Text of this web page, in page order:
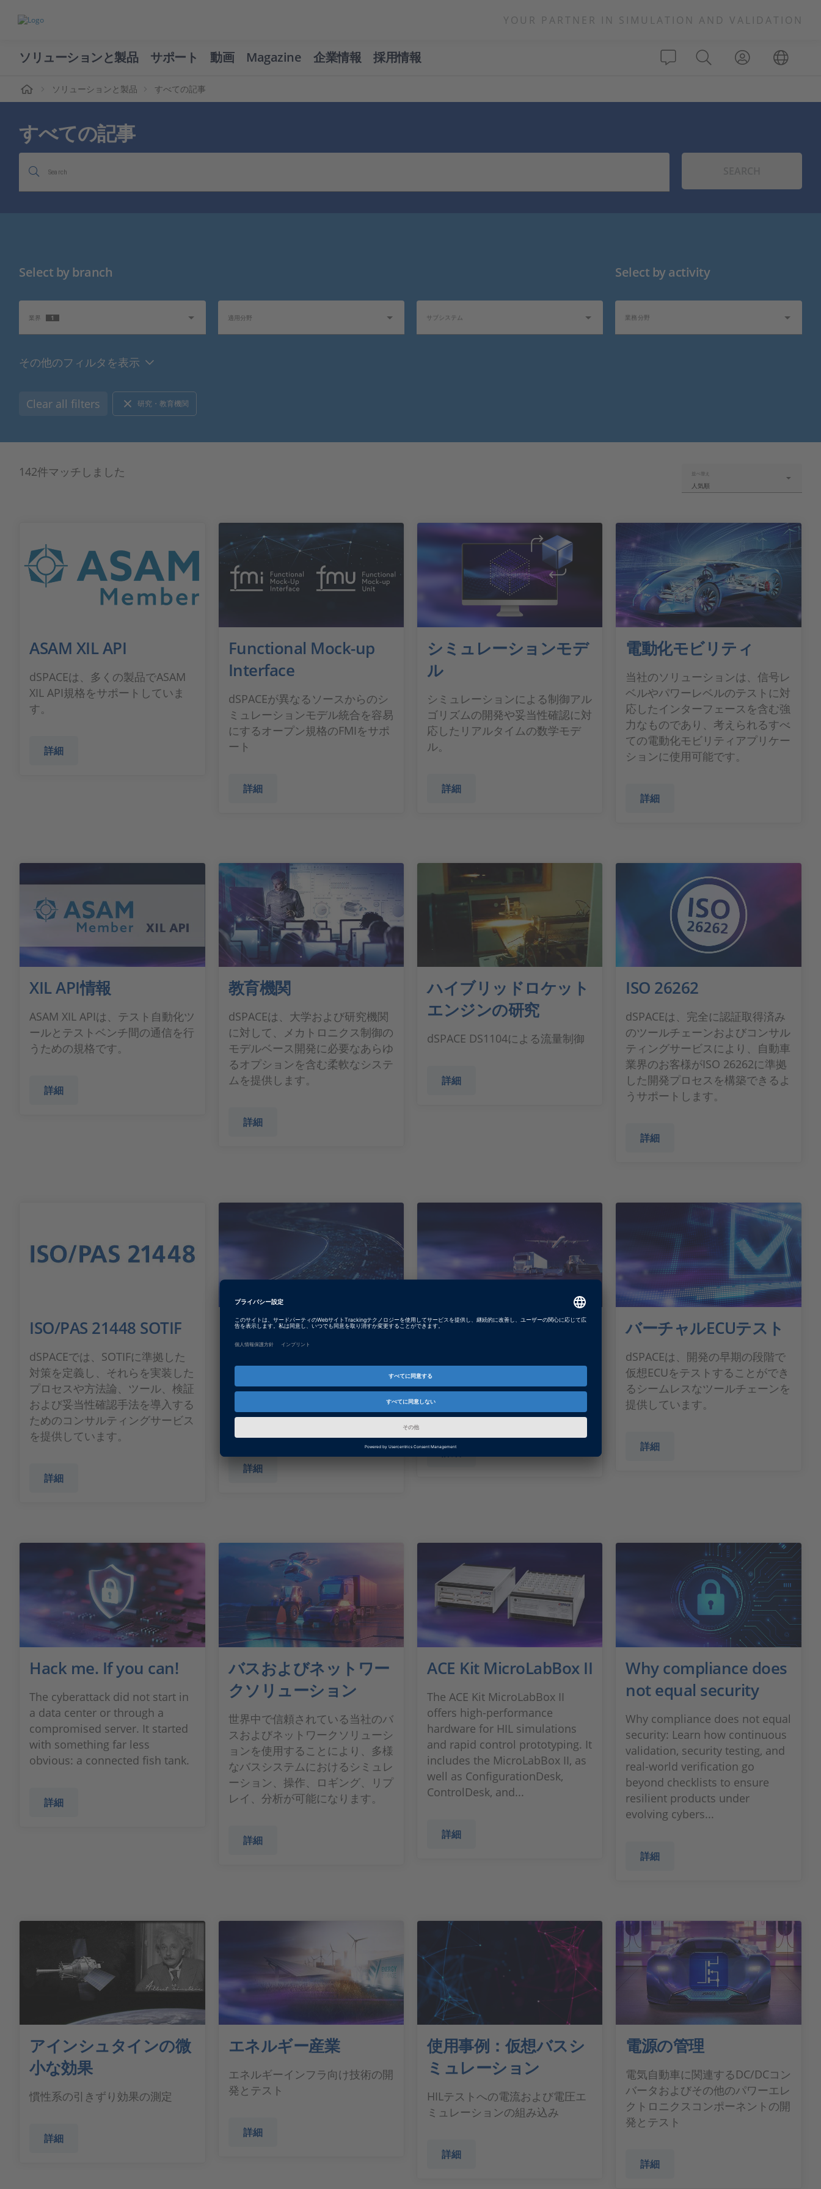
YOUR PARTNER IN SIMULATION AND VALIDATION
ソリューションと製品 サポート 動画 Magazine 企業情報 採用情報
ソリューションと製品 すべての記事
すべての記事
Search
Select by branch
業界 1 適用分野 サブシステム
Select by activity
業務分野
その他のフィルタを表示
Clear all filters 研究・教育機関
142件マッチしました 並べ替え
人気順
ASAM XIL API
dSPACEは、多くの製品でASAM
XIL API規格をサポートしていま
す。
詳細
Functional Mock-up
Interface
dSPACEが異なるソースからのシ
ミュレーションモデル統合を容易
にするオープン規格のFMIをサポ
ート
詳細
シミュレーションモデ
ル
シミュレーションによる制御アル
ゴリズムの開発や妥当性確認に対
応したリアルタイムの数学モデ
ル。
詳細
電動化モビリティ
当社のソリューションは、信号レ
ベルやパワーレベルのテストに対
応したインターフェースを含む強
力なものであり、考えられるすべ
ての電動化モビリティアプリケー
ションに使用可能です。
詳細
XIL API情報
ASAM XIL APIは、テスト自動化ツ
ールとテストベンチ間の通信を行
うための規格です。
詳細
教育機関
dSPACEは、大学および研究機関
に対して、メカトロニクス制御の
モデルベース開発に必要なあらゆ
るオプションを含む柔軟なシステ
ムを提供します。
詳細
ハイブリッドロケット
エンジンの研究
dSPACE DS1104による流量制御
詳細
ISO 26262
dSPACEは、完全に認証取得済み
のツールチェーンおよびコンサル
ティングサービスにより、自動車
業界のお客様がISO 26262に準拠
した開発プロセスを構築できるよ
うサポートします。
詳細
ISO/PAS 21448 SOTIF
dSPACEでは、SOTIFに準拠した
対策を定義し、それらを実装した
プロセスや方法論、ツール、検証
および妥当性確認手法を導入する
ためのコンサルティングサービス
を提供しています。
詳細
フルパス手法とバイパ
ス処理
ス手法とバイパス処理により、シ
ンプルな開発プロジェクトを実現
詳細
使用事例：レストバス
dSPACEは、レストバスシミュレ
ーションを行うための総合的なツ
ールを提供しています。
詳細
バーチャルECUテスト
dSPACEは、開発の早期の段階で
仮想ECUをテストすることができ
るシームレスなツールチェーンを
提供しています。
詳細
Hack me. If you can!
The cyberattack did not start in
a data center or through a
compromised server. It started
with something far less
obvious: a connected fish tank.
詳細
バスおよびネットワー
クソリューション
世界中で信頼されている当社のバ
スおよびネットワークソリューシ
ョンを使用することにより、多様
なバスシステムにおけるシミュレ
ーション、操作、ロギング、リプ
レイ、分析が可能になります。
詳細
ACE Kit MicroLabBox II
The ACE Kit MicroLabBox II
offers high-performance
hardware for HIL simulations
and rapid control prototyping. It
includes the MicroLabBox II, as
well as ConfigurationDesk,
ControlDesk, and...
詳細
Why compliance does
not equal security
Why compliance does not equal
security: Learn how continuous
validation, security testing, and
real‑world verification go
beyond checklists to ensure
resilient products under
evolving cybers...
詳細
アインシュタインの微
小な効果
慣性系の引きずり効果の測定
詳細
エネルギー産業
エネルギーインフラ向け技術の開
発とテスト
詳細
使用事例：仮想バスシ
ミュレーション
HILテストへの電流および電圧エ
ミュレーションの組み込み
詳細
電源の管理
電気自動車に関連するDC/DCコン
バータおよびその他のパワーエレ
クトロニクスコンポーネントの開
発とテスト
詳細